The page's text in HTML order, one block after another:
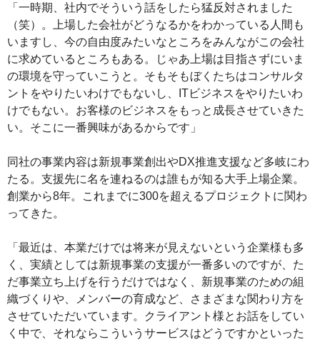
「一時期、社内でそういう話をしたら猛反対されました
（笑）。上場した会社がどうなるかをわかっている人間も
いますし、今の自由度みたいなところをみんながこの会社
に求めているところもある。じゃあ上場は目指さずにいま
の環境を守っていこうと。そもそもぼくたちはコンサルタ
ントをやりたいわけでもないし、ITビジネスをやりたいわ
けでもない。お客様のビジネスをもっと成長させていきた
い。そこに一番興味があるからです」
同社の事業内容は新規事業創出やDX推進支援など多岐にわ
たる。支援先に名を連ねるのは誰もが知る大手上場企業。
創業から8年。これまでに300を超えるプロジェクトに関わ
ってきた。
「最近は、本業だけでは将来が見えないという企業様も多
く、実績としては新規事業の支援が一番多いのですが、た
だ事業立ち上げを行うだけではなく、新規事業のための組
織づくりや、メンバーの育成など、さまざまな関わり方を
させていただいています。クライアント様とお話をしてい
く中で、それならこういうサービスはどうですかといった